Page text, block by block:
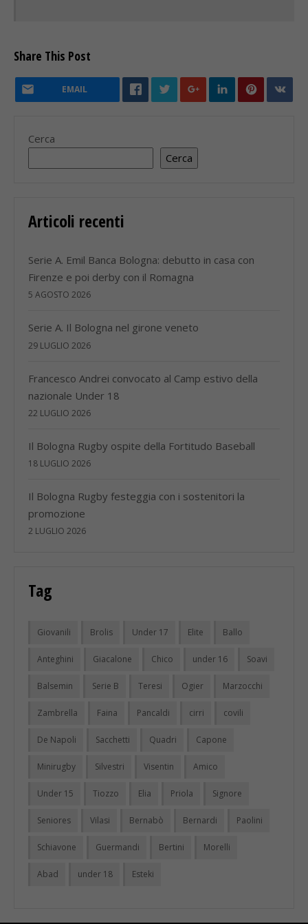
Share This Post
EMAIL
Cerca
Cerca
Articoli recenti
Serie A. Emil Banca Bologna: debutto in casa con
Firenze e poi derby con il Romagna
5 AGOSTO 2026
Serie A. Il Bologna nel girone veneto
29 LUGLIO 2026
Francesco Andrei convocato al Camp estivo della
nazionale Under 18
22 LUGLIO 2026
Il Bologna Rugby ospite della Fortitudo Baseball
18 LUGLIO 2026
Il Bologna Rugby festeggia con i sostenitori la
promozione
2 LUGLIO 2026
Tag
Giovanili Brolis Under 17 Elite Ballo
Anteghini Giacalone Chico under 16 Soavi
Balsemin Serie B Teresi Ogier Marzocchi
Zambrella Faina Pancaldi cirri covili
De Napoli Sacchetti Quadri Capone
Minirugby Silvestri Visentin Amico
Under 15 Tiozzo Elia Priola Signore
Seniores Vilasi Bernabò Bernardi Paolini
Schiavone Guermandi Bertini Morelli
Abad under 18 Esteki